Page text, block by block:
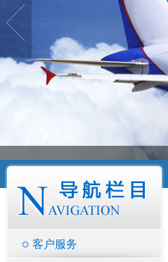
客户服务